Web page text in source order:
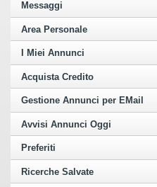
Messaggi
Area Personale
I Miei Annunci
Acquista Credito
Gestione Annunci per EMail
Avvisi Annunci Oggi
Preferiti
Ricerche Salvate